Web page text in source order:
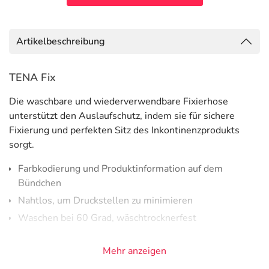
Artikelbeschreibung
TENA Fix
Die waschbare und wiederverwendbare Fixierhose
unterstützt den Auslaufschutz, indem sie für sichere
Fixierung und perfekten Sitz des Inkontinenzprodukts
sorgt.
Farbkodierung und Produktinformation auf dem
Bündchen
Nahtlos, um Druckstellen zu minimieren
Waschen bei 60 Grad, wäschtrocknerfest
Mehr anzeigen